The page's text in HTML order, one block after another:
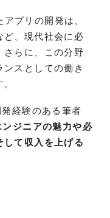
プリの開発は、
ど、現代社会に必
さらに、この分野
スとしての働き
経験のある筆者
ジニアの魅力や必
て収入を上げる